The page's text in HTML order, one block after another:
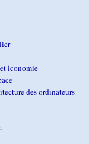
iconomie
des ordinateurs